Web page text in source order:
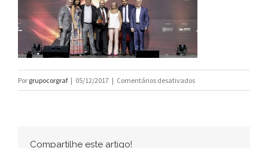
Por grupocorgraf | 05/12/2017 | Comentários desativadosem
PREMIO
Compartilhe este artigo!